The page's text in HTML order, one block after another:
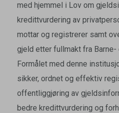
med hjemmel i Lov om
kredittvurdering av
mottar og registrerer samt
gjeld etter fullmakt fra
Formålet med denne
sikker, ordnet og effektiv
offentliggjøring av
bedre kredittvurdering og